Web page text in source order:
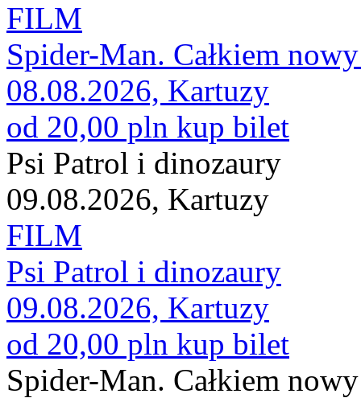
FILM
Spider-Man. Całkiem
08.08.2026, Kartuzy
od 20,00 pln kup bilet
Psi Patrol i dinozaury
09.08.2026, Kartuzy
FILM
Psi Patrol i dinozaury
09.08.2026, Kartuzy
od 20,00 pln kup bilet
Spider-Man. Całkiem